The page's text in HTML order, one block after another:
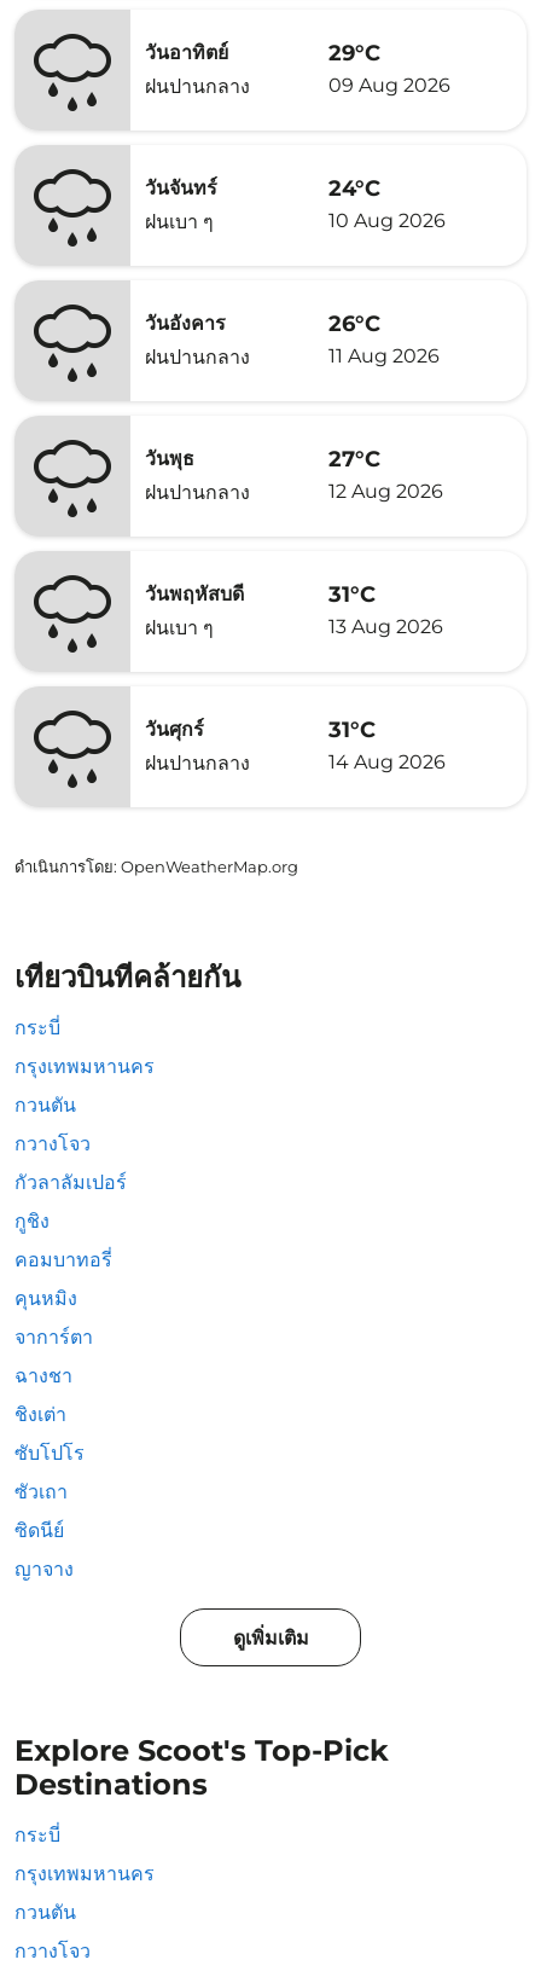
วันอาทิตย์
ฝนปานกลาง
29°C
09 Aug 2026
วันจันทร์
ฝนเบา ๆ
24°C
10 Aug 2026
วันอังคาร
ฝนปานกลาง
26°C
11 Aug 2026
วันพุธ
ฝนปานกลาง
27°C
12 Aug 2026
วันพฤหัสบดี
ฝนเบา ๆ
31°C
13 Aug 2026
วันศุกร์
ฝนปานกลาง
31°C
14 Aug 2026
ดำเนินการโดย: OpenWeatherMap.org
เที่ยวบินที่คล้ายกัน
กระบี่
กรุงเทพมหานคร
กวนตัน
กวางโจว
กัวลาลัมเปอร์
กูชิง
คอมบาทอรี่
คุนหมิง
จาการ์ตา
ฉางชา
ชิงเต่า
ซับโปโร
ซัวเถา
ซิดนีย์
ญาจาง
ดูเพิ่มเติม
Explore Scoot's Top-Pick
Destinations
กระบี่
กรุงเทพมหานคร
กวนตัน
กวางโจว